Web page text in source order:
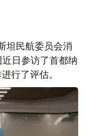
民航委员会消
日参访了首都纳
行了评估。